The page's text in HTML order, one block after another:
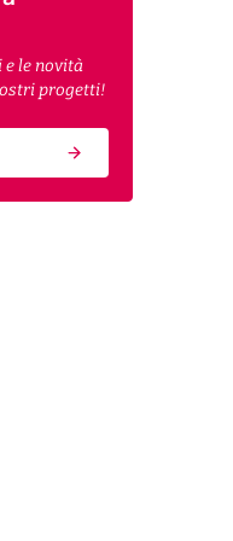
le novità
progetti!